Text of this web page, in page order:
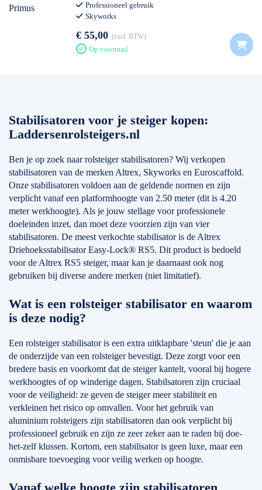
Professioneel gebruik
Skyworks
€ 55,00 excl. BTW
Op voorraad
Stabilisatoren voor je steiger kopen:
Laddersenrolsteigers.nl
Ben je op zoek naar rolsteiger stabilisatoren? Wij verkopen
stabilisatoren van de merken Altrex, Skyworks en Euroscaffold.
Onze stabilisatoren voldoen aan de geldende normen en zijn
verplicht vanaf een platformhoogte van 2.50 meter (dit is 4.20
meter werkhoogte). Als je jouw stellage voor professionele
doeleinden inzet, dan moet deze voorzien zijn van vier
stabilisatoren. De meest verkochte stabilisator is de Altrex
Driehoeksstabilisator Easy-Lock® RS5. Dit product is bedoeld
voor de Altrex RS5 steiger, maar kan je daarnaast ook nog
gebruiken bij diverse andere merken (niet limitatief).
Wat is een rolsteiger stabilisator en waarom
is deze nodig?
Een rolsteiger stabilisator is een extra uitklapbare 'steun' die je aan
de onderzijde van een rolsteiger bevestigt. Deze zorgt voor een
bredere basis en voorkomt dat de steiger kantelt, vooral bij hogere
werkhoogtes of op winderige dagen. Stabilsatoren zijn cruciaal
voor de veiligheid: ze geven de steiger meer stabiliteit en
verkleinen het risico op omvallen. Voor het gebruik van
aluminium rolsteigers zijn stabilisatoren dan ook verplicht bij
professioneel gebruik en zijn ze zeer zeker aan te raden bij doe-
het-zelf klussen. Kortom, een stabilisator is geen luxe, maar een
onmisbare toevoeging voor veilig werken op hoogte.